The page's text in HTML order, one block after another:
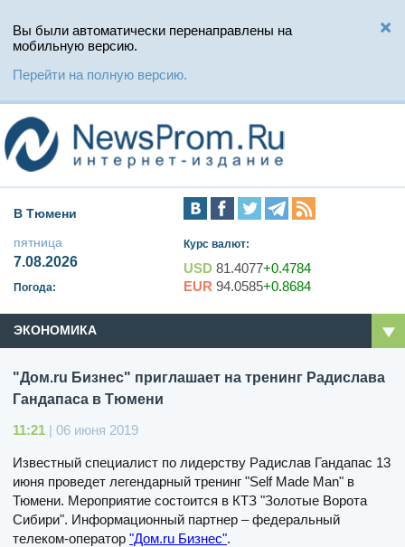
Вы были автоматически перенаправлены на
мобильную версию.
Перейти на полную версию.
В Тюмени
пятница
7.08.2026
Погода:
Курс валют:
USD 81.4077+0.4784
EUR 94.0585+0.8684
ЭКОНОМИКА
"Дом.ru Бизнес" приглашает на тренинг Радислава
Гандапаса в Тюмени
11:21 | 06 июня 2019
Известный специалист по лидерству Радислав Гандапас 13
июня проведет легендарный тренинг "Self Made Man" в
Тюмени. Мероприятие состоится в КТЗ "Золотые Ворота
Сибири". Информационный партнер – федеральный
телеком-оператор "Дом.ru Бизнес".